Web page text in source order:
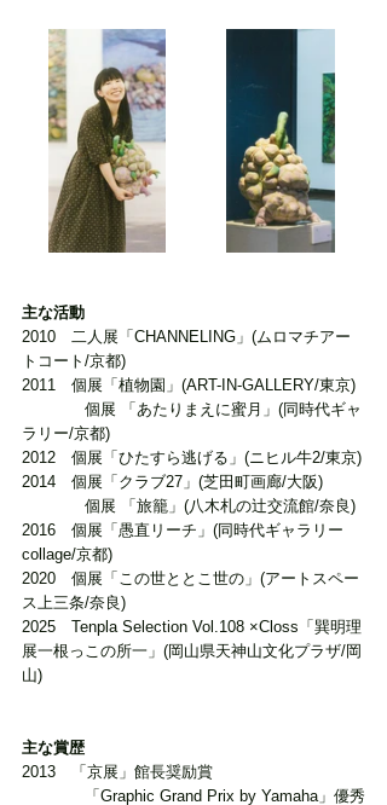
主な活動
2010　二人展「CHANNELING」(ムロマチアー
トコート/京都)
2011　個展「植物園」(ART-IN-GALLERY/東京)
個展 「あたりまえに蜜月」(同時代ギャ
ラリー/京都)
2012　個展「ひたすら逃げる」(ニヒル牛2/東京)
2014　個展「クラブ27」(芝田町画廊/大阪)
個展 「旅籠」(八木札の辻交流館/奈良)
2016　個展「愚直リーチ」(同時代ギャラリー
collage/京都)
2020　個展「この世ととこ世の」(アートスペー
ス上三条/奈良)
2025　Tenpla Selection Vol.108 ×Closs「巽明理
展一根っこの所一」(岡山県天神山文化プラザ/岡
山)
主な賞歴
2013　「京展」館長奨励賞
「Graphic Grand Prix by Yamaha」優秀